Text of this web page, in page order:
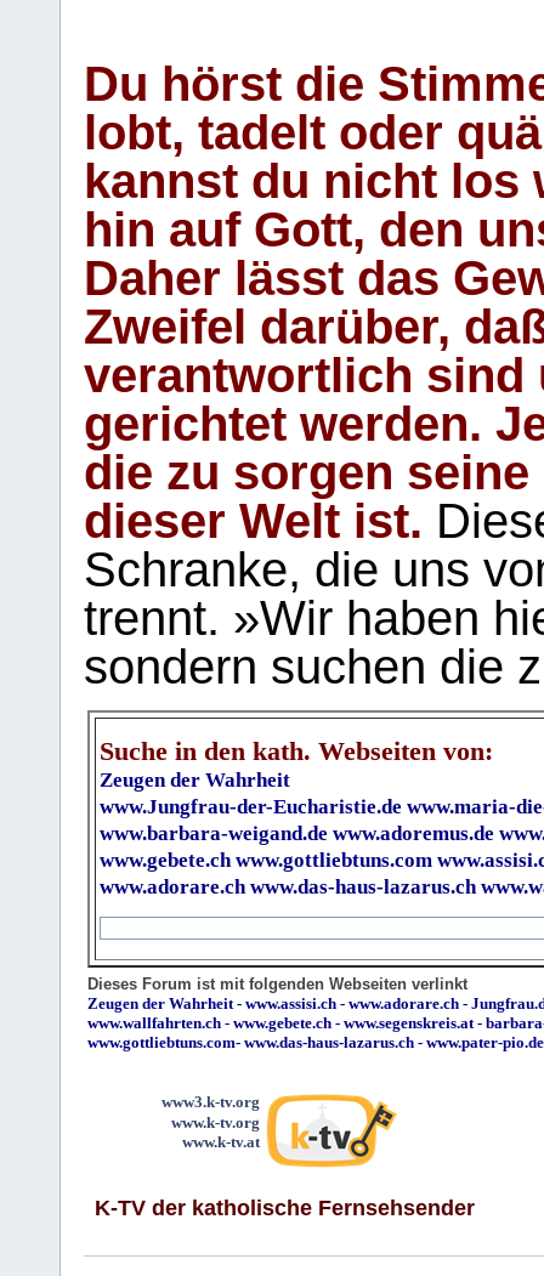
Du hörst die
lobt, tadelt oder
kannst du nicht los
hin auf Gott, den
Daher lässt das
Zweifel darüber,
verantwortlich sind
gerichtet werden.
die zu sorgen
dieser Welt ist.
Schranke, die uns
trennt. »Wir haben
sondern suchen die
Suche in den kath. Webseiten von:
Zeugen der Wahrheit
www.Jungfrau-der-Eucharistie.de www.maria-
www.barbara-weigand.de www.adoremus.de
www.gebete.ch www.gottliebtuns.com
www.adorare.ch www.das-haus-lazarus.ch
Dieses Forum ist mit folgenden Webseiten verlinkt
Zeugen der Wahrheit - www.assisi.ch - www.adorare.ch -
www.wallfahrten.ch - www.gebete.ch - www.segenskreis.at -
www.gottliebtuns.com- www.das-haus-lazarus.ch - www.pater-pio.de
www3.k-tv.org
www.k-tv.org
www.k-tv.at
K-TV der katholische Fernsehsender